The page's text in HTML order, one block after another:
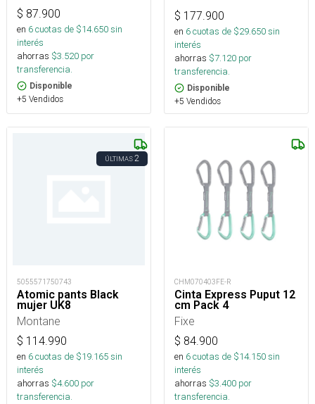
$ 87.900
en 6cuotas de $14.650sin
interés
ahorras $3.520 por
transferencia.
Disponible
+5 Vendidos
$ 177.900
en 6cuotas de $29.650sin
interés
ahorras $7.120 por
transferencia.
Disponible
+5 Vendidos
ÚLTIMAS2
5055571750743
Atomic pants Black
mujer UK8
Montane
$ 114.990
en 6cuotas de $19.165sin
interés
ahorras $4.600 por
transferencia.
CHM070403FE-R
Cinta Express Puput 12
cm Pack 4
Fixe
$ 84.900
en 6cuotas de $14.150sin
interés
ahorras $3.400 por
transferencia.